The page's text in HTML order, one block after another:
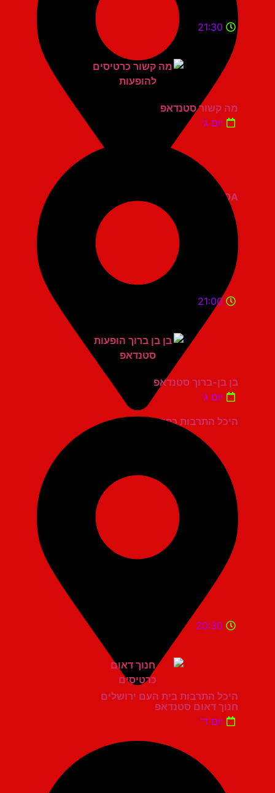
21:30
מה קשור סטנדאפ
יום ג'
היכל התרבות כפר סבא
21:00
בן בן-ברוך סטנדאפ
יום ג'
היכל התרבות בית העם ירושלים
20:30
חנוך דאום סטנדאפ
יום ד'